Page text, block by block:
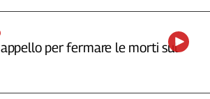
per fermare le morti sul